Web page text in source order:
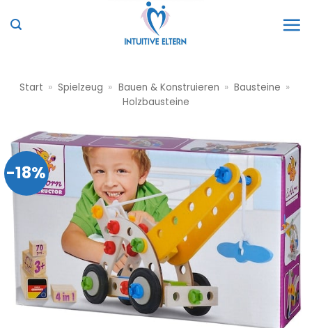
Inhalt
Start » Spielzeug » Bauen & Konstruieren » Bausteine »
Holzbausteine
-18%